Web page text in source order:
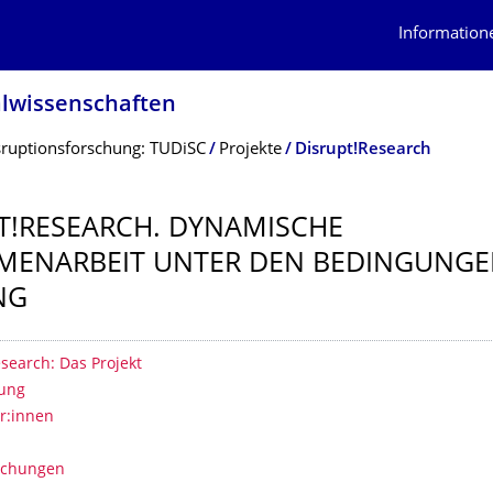
TUDiSC Projekte Disrupt!Research
DYNAMISCHE
UNTER DEN
Das Projekt